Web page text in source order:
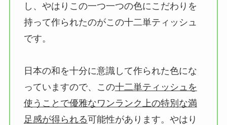
し、やはりこの一つ一つの色にこだわりを
持って作られたのがこの十二単ティッシュ
です。
日本の和を十分に意識して作られた色にな
っていますので、この十二単ティッシュを
使うことで優雅なワンランク上の特別な満
足感が得られる可能性があります。やはり